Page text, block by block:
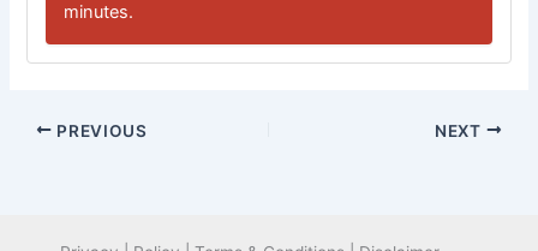
minutes.
PREVIOUS NEXT